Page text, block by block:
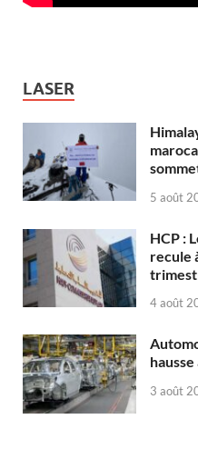
LASER
5 août
HCP :
recule
4 août
3 août